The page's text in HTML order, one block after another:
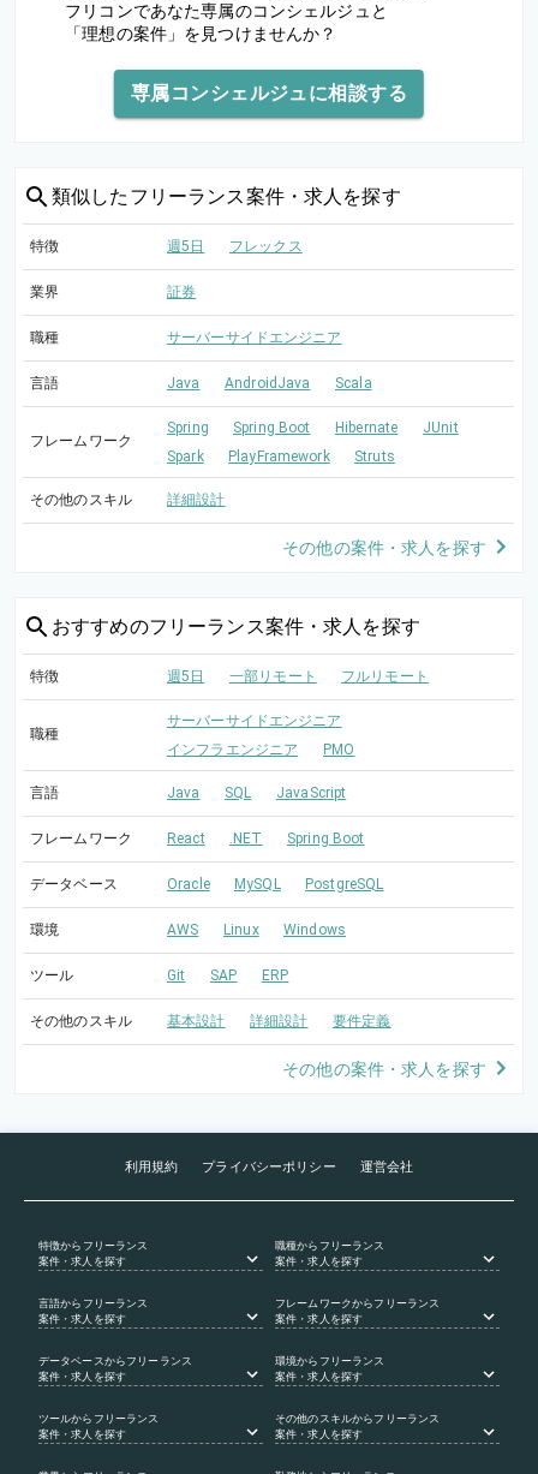
フリコンであなた専属のコンシェルジュと
「理想の案件」を見つけませんか？
専属コンシェルジュに相談する
類似した フリーランス案件・求人を探す
特徴 週5日 フレックス
業界 証券
職種 サーバーサイドエンジニア
言語 Java AndroidJava Scala
フレームワーク
Spring Spring Boot Hibernate
JUnit
Spark
PlayFramework Struts
その他のスキル 詳細設計
その他の案件・求人を探す
おすすめのフリーランス案件・求人を探す
特徴 週5日 一部リモート フルリモート
職種
サーバーサイドエンジニア
インフラエンジニア
PMO
言語 Java SQL JavaScript
フレームワーク React .NET Spring Boot
データベース Oracle MySQL PostgreSQL
環境 AWS Linux Windows
ツール Git SAP ERP
その他のスキル 基本設計 詳細設計 要件定義
その他の案件・求人を探す
利用規約 プライバシーポリシー 運営会社
特徴からフリーランス
案件・求人を探す
職種からフリーランス
案件・求人を探す
言語からフリーランス
案件・求人を探す
フレームワークからフリーランス
案件・求人を探す
データベース からフリーランス
案件・求人を探す
環境からフリーランス
案件・求人を探す
ツールからフリーランス
案件・求人を探す
その他のスキルからフリーランス
案件・求人を探す